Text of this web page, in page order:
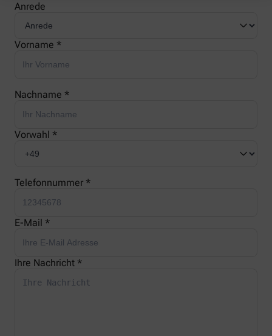
Anrede
Vorname *
Nachname *
Vorwahl *
Telefonnummer *
E-Mail *
Ihre Nachricht *